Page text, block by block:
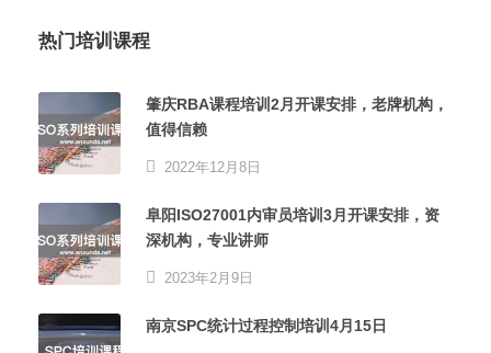
热门培训课程
肇庆RBA课程培训2月开课安排，老牌机构，
值得信赖
2022年12月8日
阜阳ISO27001内审员培训3月开课安排，资
深机构，专业讲师
2023年2月9日
南京SPC统计过程控制培训4月15日